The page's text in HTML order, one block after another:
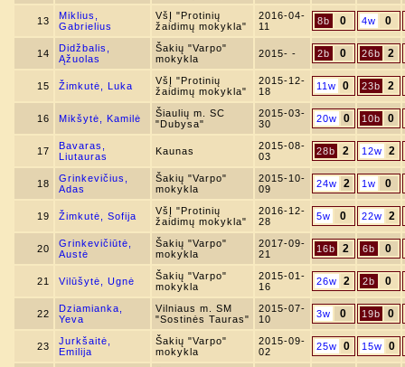
13
Miklius,
Gabrielius
VšĮ "Protinių
žaidimų mokykla"
2016-04-
11
8b 0 4w 0
14
Didžbalis,
Ąžuolas
Šakių "Varpo"
mokykla
2015- - 2b 0 26b 2
15 Žimkutė, Luka
VšĮ "Protinių
žaidimų mokykla"
2015-12-
18
11w 0 23b 2
16 Mikšytė, Kamilė
Šiaulių m. SC
"Dubysa"
2015-03-
30
20w 0 10b 0
17
Bavaras,
Liutauras
Kaunas
2015-08-
03
28b 2 12w 2
18
Grinkevičius,
Adas
Šakių "Varpo"
mokykla
2015-10-
09
24w 2 1w 0
19 Žimkutė, Sofija
VšĮ "Protinių
žaidimų mokykla"
2016-12-
28
5w 0 22w 2
20
Grinkevičiūtė,
Austė
Šakių "Varpo"
mokykla
2017-09-
21
16b 2 6b 0
21 Vilūšytė, Ugnė
Šakių "Varpo"
mokykla
2015-01-
16
26w 2 2b 0
22
Dziamianka,
Yeva
Vilniaus m. SM
"Sostinės Tauras"
2015-07-
10
3w 0 19b 0
23
Jurkšaitė,
Emilija
Šakių "Varpo"
mokykla
2015-09-
02
25w 0 15w 0